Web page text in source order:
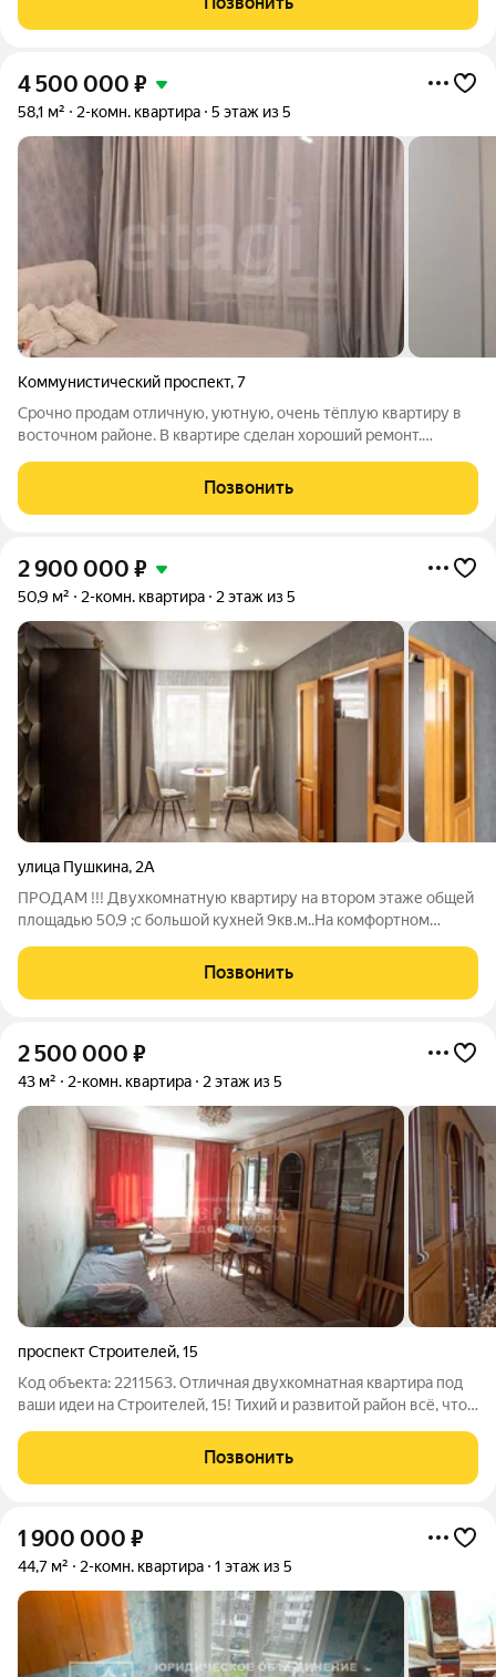
планировка : изолированные комнаты
4 500 000 ₽
58,1 м² 2-комн. квартира 5 этаж из 5
Коммунистический проспект,7
Срочно продам отличную, уютную, очень тёплую квартиру в
восточном районе. В квартире сделан хороший ремонт.
новую. Санузел совмещённый, выложен плиткой. В комнатах
натяжные потолки, на полу
Позвонить
2 900 000 ₽
50,9 м² 2-комн. квартира 2 этаж из 5
улица Пушкина, 2А
ПРОДАМ !!! Двухкомнатную квартиру на втором этаже общей
площадью 50,9 ;с большой кухней 9кв.м..На комфортном
косметический ремонт .По всей квартире вставлены окна ПВХ.
На полу лежит линолеум,
Позвонить
2 500 000 ₽
43 м² 2-комн. квартира 2 этаж из 5
проспект Строителей,15
Код объекта: 2211563. Отличная двухкомнатная квартира под
ваши идеи на Строителей, 15! Тихий и развитой район всё, что
Междуреченска на проспекте Строителей. Это отличное
место для семейной
Позвонить
1 900 000 ₽
44,7 м² 2-комн. квартира 1 этаж из 5